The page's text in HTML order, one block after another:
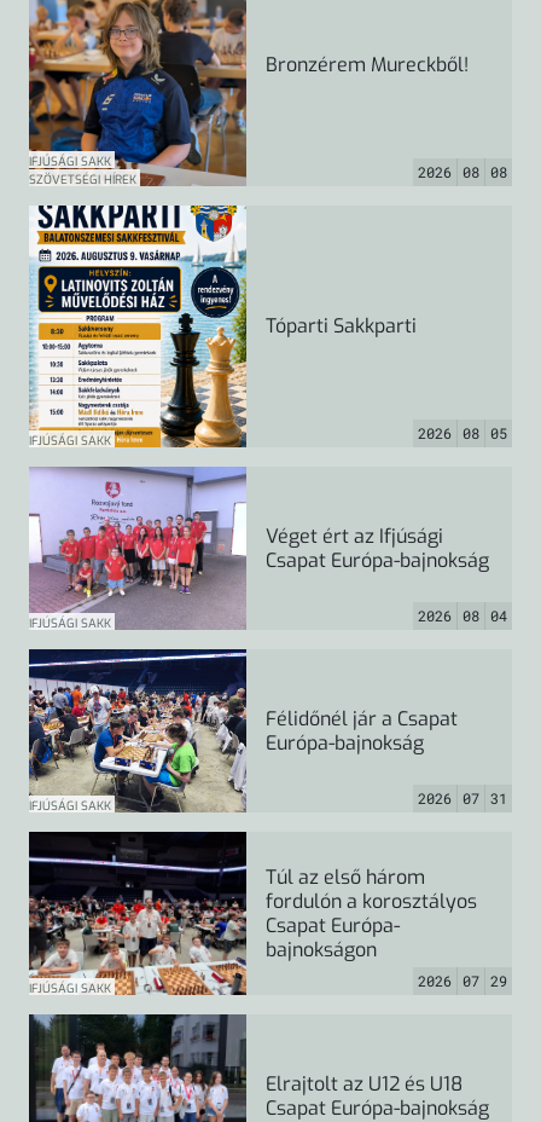
Bronzérem Mureckből!
IFJÚSÁGI SAKK
SZÖVETSÉGI HÍREK
2026 08 08
Tóparti Sakkparti
IFJÚSÁGI SAKK 2026 08 05
Véget ért az Ifjúsági
Csapat Európa-bajnokság
IFJÚSÁGI SAKK 2026 08 04
Félidőnél jár a Csapat
Európa-bajnokság
IFJÚSÁGI SAKK 2026 07 31
Túl az első három
fordulón a korosztályos
Csapat Európa-
bajnokságon
IFJÚSÁGI SAKK 2026 07 29
Elrajtolt az U12 és U18
Csapat Európa-bajnokság